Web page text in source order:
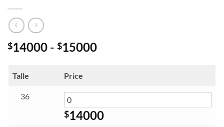
$14000 - $15000Rango
$14000
hasta
$15000
Talle Price
36
$14000